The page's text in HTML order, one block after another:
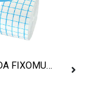
VENDA FIXOMULL 5CM, POR METRO